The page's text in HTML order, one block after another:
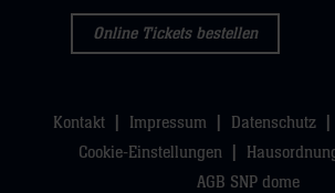
Online Tickets bestellen
Kontakt Impressum Datenschutz
Cookie-Einstellungen
AGB SNP dome